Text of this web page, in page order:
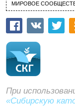
МИРОВОЕ
При
«Сибирскую